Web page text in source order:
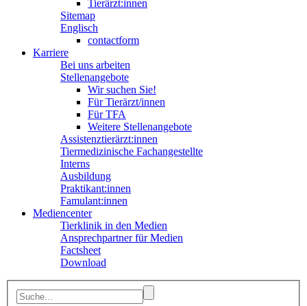
Tierärzt:innen
Sitemap
Englisch
contactform
Karriere
Bei uns arbeiten
Stellenangebote
Wir suchen Sie!
Für Tierärzt/innen
Für TFA
Weitere Stellenangebote
Assistenztierärzt:innen
Tiermedizinische Fachangestellte
Interns
Ausbildung
Praktikant:innen
Famulant:innen
Mediencenter
Tierklinik in den Medien
Ansprechpartner für Medien
Factsheet
Download